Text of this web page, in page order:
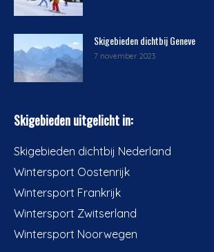
Skigebieden dichtbij Geneve
7 november 2023
Skigebieden uitgelicht in:
Skigebieden dichtbij Nederland
Wintersport Oostenrijk
Wintersport Frankrijk
Wintersport Zwitserland
Wintersport Noorwegen